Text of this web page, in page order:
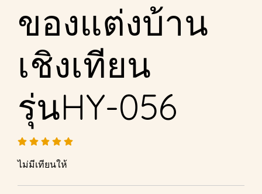
ของแต่งบ้าน
เชิงเทียน
รุ่นHY-056
ไม่มีเทียนให้